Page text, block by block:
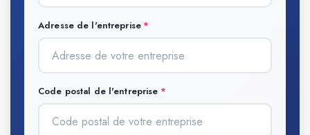
Adresse de l'entreprise
Code postal de l'entreprise